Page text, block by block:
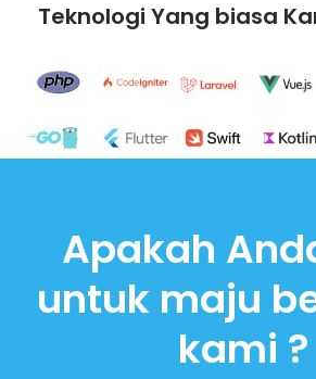
Teknologi Yang biasa
Apakah
untuk maju
kami ?